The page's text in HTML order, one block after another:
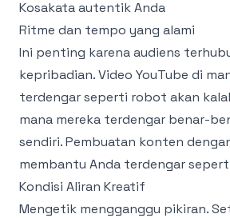
Kosakata autentik Anda
Ritme dan tempo yang alami
Ini penting karena audiens
kepribadian. Video YouTube di
terdengar seperti robot akan
mana mereka terdengar benar-
sendiri. Pembuatan konten
membantu Anda terdengar
Kondisi Aliran Kreatif
Mengetik mengganggu pikiran.